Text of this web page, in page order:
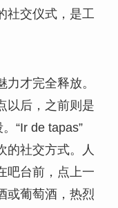
社交仪式，是工
才完全释放。
以后，之前则是
“Ir de tapas”
的社交方式。人
吧台前，点上一
或葡萄酒，热烈